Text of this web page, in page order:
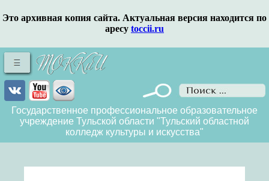
Это архивная копия сайта. Актуальная версия находится по
аресу toccii.ru
Государственное профессиональное образовательное
учреждение Тульской области "Тульский областной
колледж культуры и искусства"